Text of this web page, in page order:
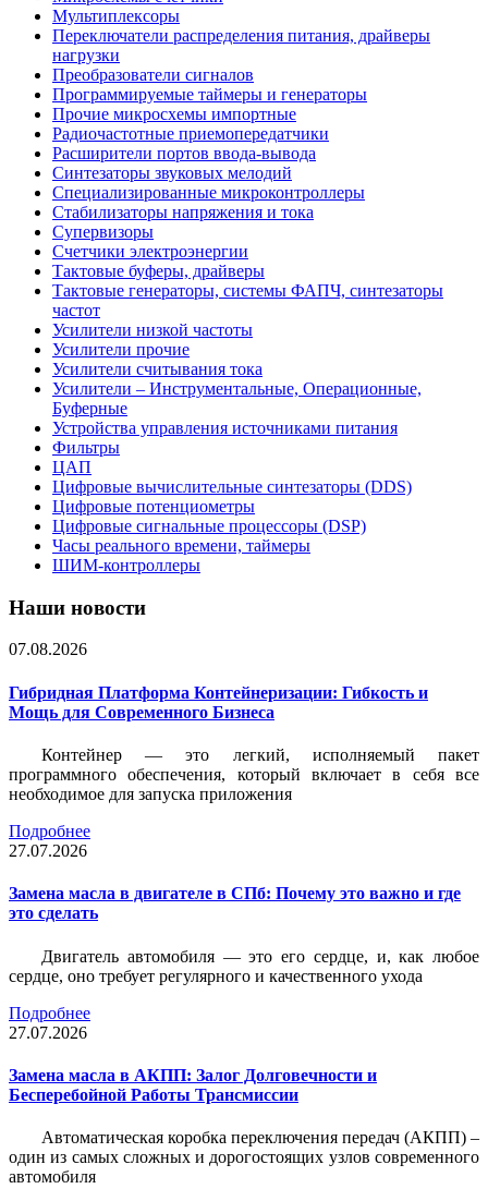
Мультиплексоры
Переключатели распределения питания, драйверы
нагрузки
Преобразователи сигналов
Программируемые таймеры и генераторы
Прочие микросхемы импортные
Радиочастотные приемопередатчики
Расширители портов ввода-вывода
Синтезаторы звуковых мелодий
Специализированные микроконтроллеры
Стабилизаторы напряжения и тока
Супервизоры
Счетчики электроэнергии
Тактовые буферы, драйверы
Тактовые генераторы, системы ФАПЧ, синтезаторы
частот
Усилители низкой частоты
Усилители прочие
Усилители считывания тока
Усилители – Инструментальные, Операционные,
Буферные
Устройства управления источниками питания
Фильтры
ЦАП
Цифровые вычислительные синтезаторы (DDS)
Цифровые потенциометры
Цифровые сигнальные процессоры (DSP)
Часы реального времени, таймеры
ШИМ-контроллеры
Наши новости
07.08.2026
Гибридная Платформа Контейнеризации: Гибкость и
Мощь для Современного Бизнеса
Контейнер — это легкий, исполняемый пакет
программного обеспечения, который включает в себя все
необходимое для запуска приложения
Подробнее
27.07.2026
Замена масла в двигателе в СПб: Почему это важно и где
это сделать
Двигатель автомобиля — это его сердце, и, как любое
сердце, оно требует регулярного и качественного ухода
Подробнее
27.07.2026
Замена масла в АКПП: Залог Долговечности и
Бесперебойной Работы Трансмиссии
Автоматическая коробка переключения передач (АКПП) –
один из самых сложных и дорогостоящих узлов современного
автомобиля